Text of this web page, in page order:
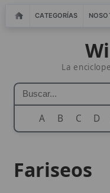
CATEGORÍAS
La
A B C D E